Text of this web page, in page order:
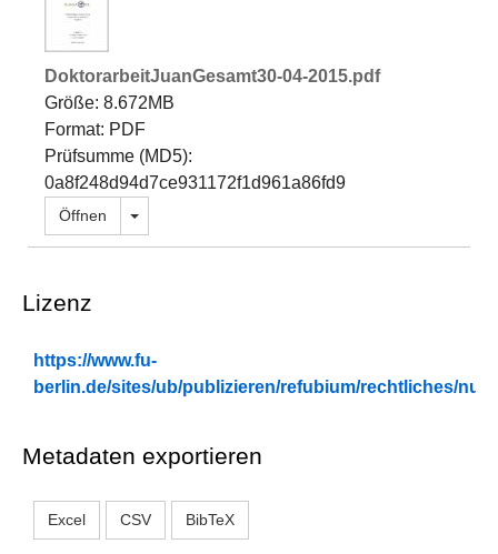
DoktorarbeitJuanGesamt30-04-2015.pdf
Größe: 8.672MB
Format: PDF
Prüfsumme (MD5):
0a8f248d94d7ce931172f1d961a86fd9
Öffnen Dropdown öffnen
Lizenz
https://www.fu-
berlin.de/sites/ub/publizieren/refubium/rechtliches/
Metadaten exportieren
Excel CSV BibTeX